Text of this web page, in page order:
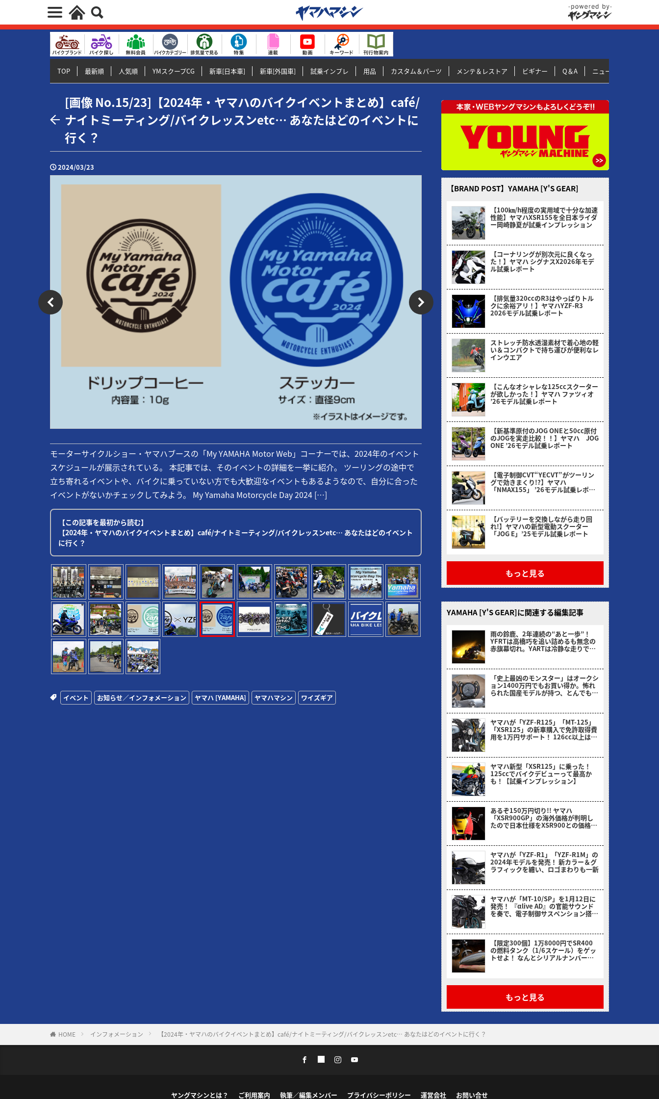
TOP 最新順 人気順 YMスクープCG 新車[日本車] 新車[外国車] 試乗インプレ 用品 カスタム＆パーツ メンテ＆レストア ビギナー Q＆A ニュース＆トピックス
[画像 No.15/23]【2024年・ヤマハのバイクイベントまとめ】café/
ナイトミーティング/バイクレッスンetc… あなたはどのイベントに
行く？
2024/03/23
モーターサイクルショー・ヤマハブースの「My YAMAHA Motor Web」コーナーでは、2024年のイベント
スケジュールが展示されている。 本記事では、そのイベントの詳細を一挙に紹介。 ツーリングの途中で
立ち寄れるイベントや、バイクに乗っていない方でも大歓迎なイベントもあるようなので、自分に合った
イベントがないかチェックしてみよう。 My Yamaha Motorcycle Day 2024 […]
【この記事を最初から読む】
【2024年・ヤマハのバイクイベントまとめ】café/ナイトミーティング/バイクレッスンetc… あなたはどのイベント
に行く？
イベント お知らせ／インフォメーション ヤマハ [YAMAHA] ヤマハマシン ワイズギア
【BRAND POST】YAMAHA [Y'S GEAR]
【100㎞/h程度の実用域で十分な加速
性能】ヤマハXSR155を全日本ライダ
ー岡崎静夏が試乗インプレッション
【コーナリングが別次元に良くなっ
た！】ヤマハ シグナスX2026年モデ
ル試乗レポート
【排気量320ccのR3はやっぱりトル
クに余裕アリ！】ヤマハYZF-R3
2026モデル試乗レポート
ストレッチ防水透湿素材で着心地の軽
い＆コンパクトで持ち運びが便利なレ
インウエア
【こんなオシャレな125ccスクーター
が欲しかった！】ヤマハ ファツィオ
’26モデル試乗レポート
【新基準原付のJOG ONEと50cc原付
のJOGを実走比較！！】ヤマハ JOG
ONE ’26モデル試乗レポート
【電子制御CVT“YECVT”がツーリン
グで効きまくり!?】ヤマハ
「NMAX155」 ’26モデル試乗レポー
【バッテリーを交換しながら走り回
れ!】ヤマハの新型電動スクーター
「JOG E」’25モデル試乗レポート
もっと見る
YAMAHA [Y'S GEAR]に関連する編集記事
雨の鈴鹿、2年連続の“あと一歩”！
YFRTは高橋巧を追い詰めるも無念の
赤旗幕切れ。YARTは冷静な走りで4
「史上最凶のモンスター」はオークシ
ョン1400万円でもお買い得か。怖れ
られた国産モデルが持つ、とんでもな
ヤマハが「YZF-R125」「MT-125」
「XSR125」の新車購入で免許取得費
用を1万円サポート！ 126cc以上は2
ヤマハ新型「XSR125」に乗った！
125ccでバイクデビューって最高か
も！【試乗インプレッション】
あるぞ150万円切り!! ヤマハ
「XSR900GP」の海外価格が判明し
たので日本仕様をXSR900との価格比
ヤマハが「YZF-R1」「YZF-R1M」の
2024年モデルを発売！ 新カラー＆グ
ラフィックを纏い、ロゴまわりも一新
ヤマハが「MT-10/SP」を1月12日に
発売！ 『αlive AD』の官能サウンド
を奏で、電子制御サスペンション搭載
【限定300個】1万8000円でSR400
の燃料タンク（1/6スケール）をゲッ
トせよ！ なんとシリアルナンバー入
もっと見る
HOME インフォメーション 【2024年・ヤマハのバイクイベントまとめ】café/ナイトミーティング/バイクレッスンetc… あなたはどのイベントに行く？
ヤングマシンとは？ ご利用案内 執筆／編集メンバー プライバシーポリシー 運営会社 お問い合せ